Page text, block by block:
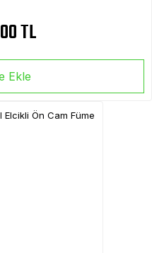
TL
Ekle